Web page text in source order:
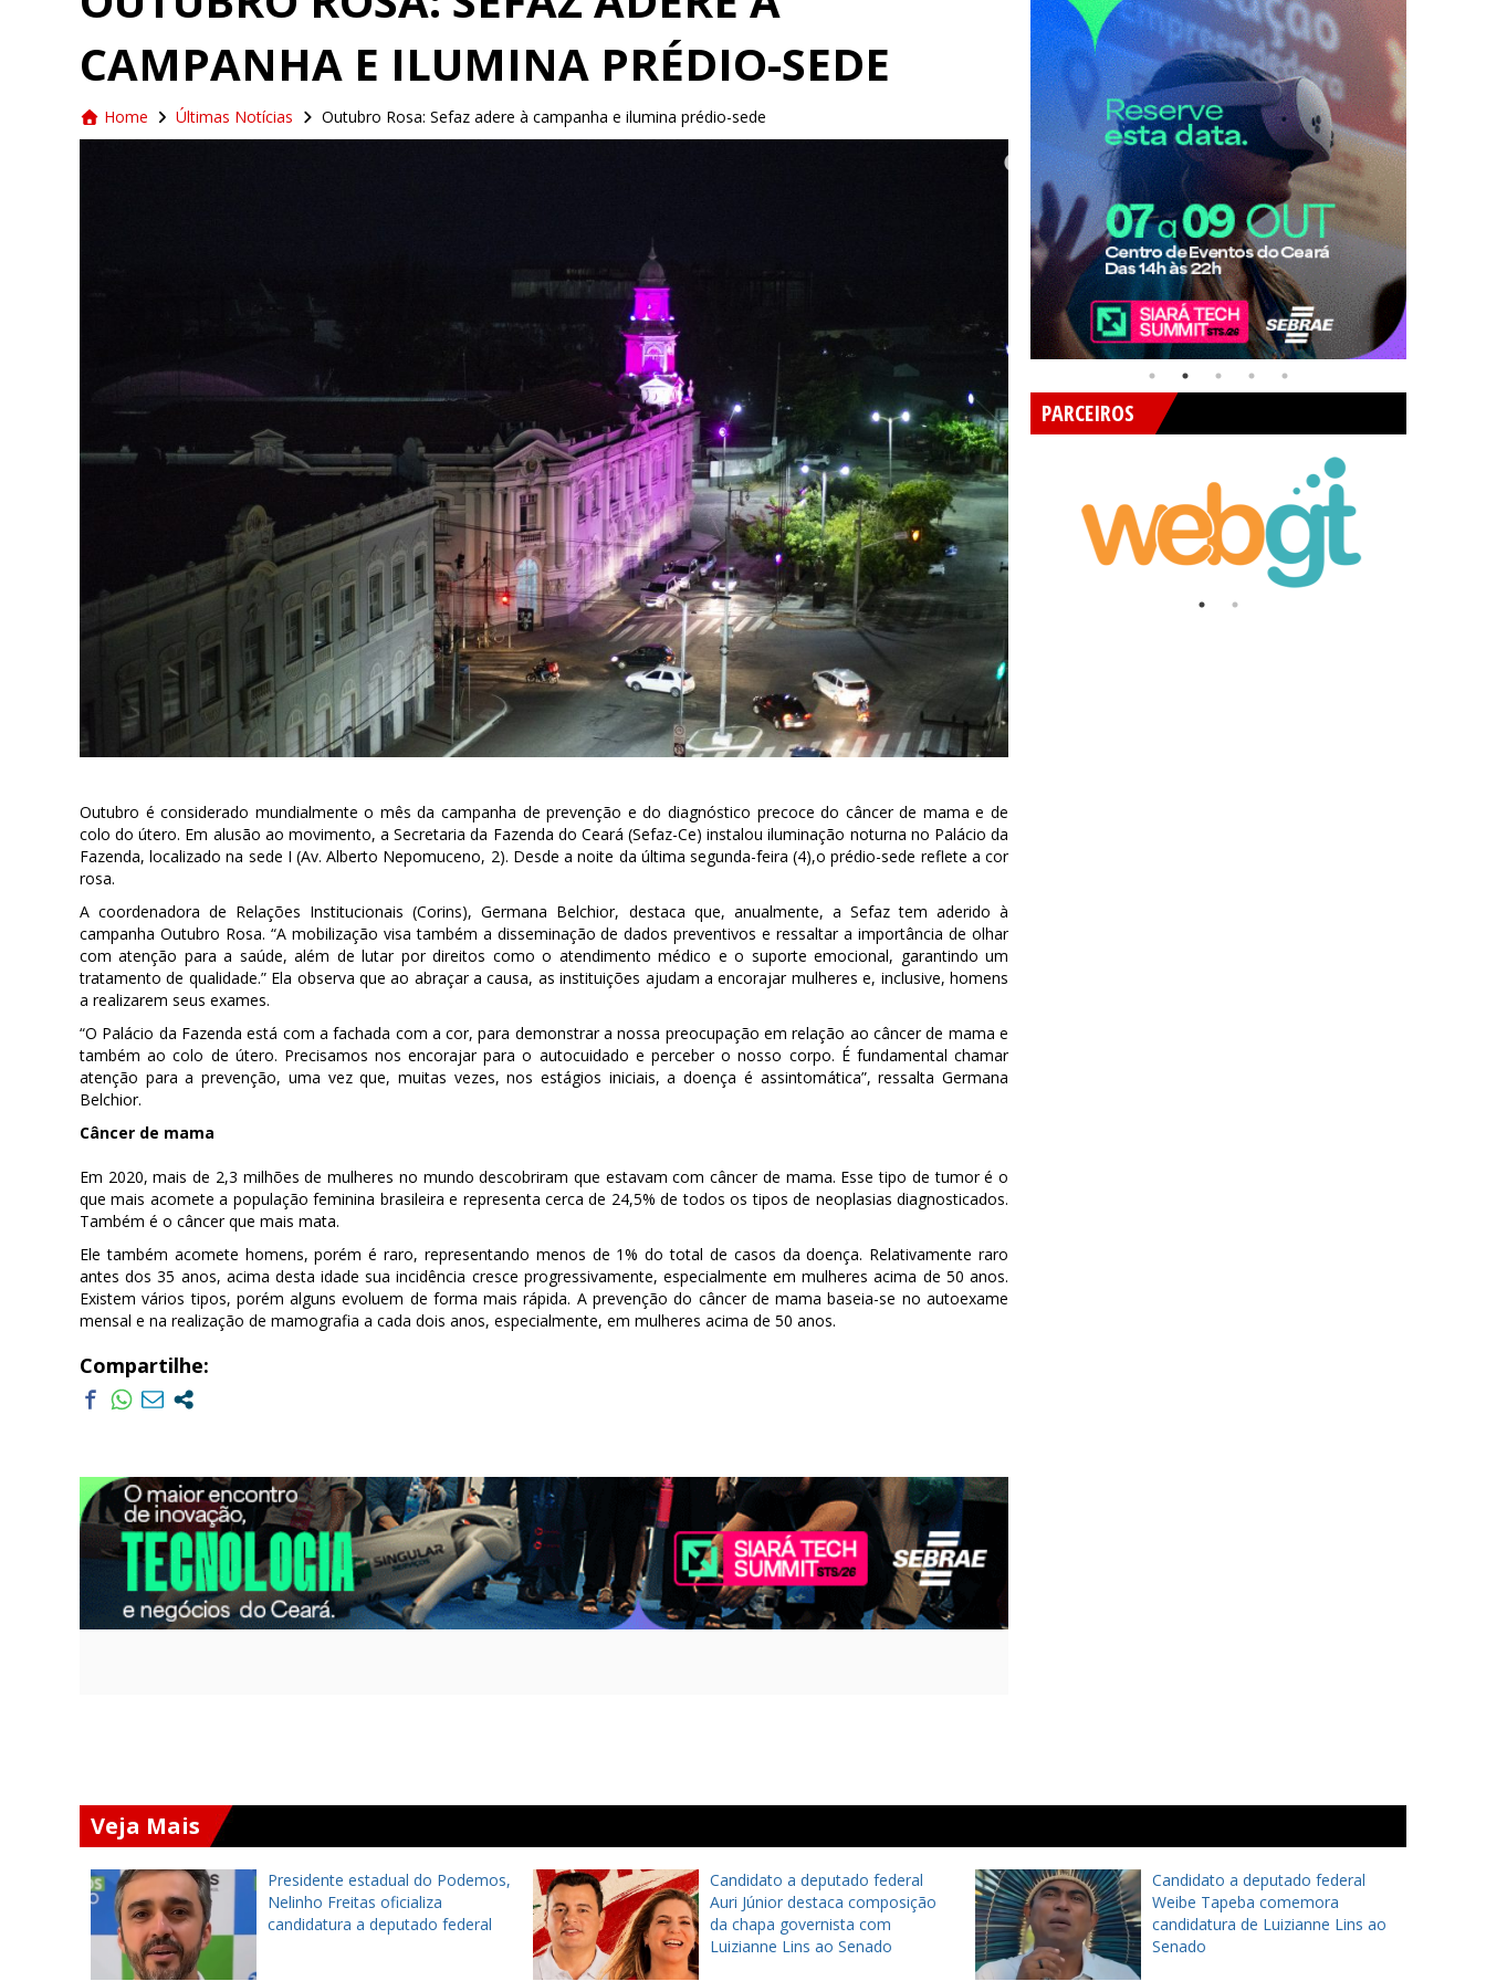
CAMPANHA E ILUMINA PRÉDIO-SEDE
Home Últimas Notícias Outubro Rosa: Sefaz adere à campanha e ilumina prédio-sede
Outubro é considerado mundialmente o mês da campanha de prevenção e do diagnóstico precoce do câncer de mama e de
colo do útero. Em alusão ao movimento, a Secretaria da Fazenda do Ceará (Sefaz-Ce) instalou iluminação noturna no Palácio da
Fazenda, localizado na sede I (Av. Alberto Nepomuceno, 2). Desde a noite da última segunda-feira (4),o prédio-sede reflete a cor
rosa.
A coordenadora de Relações Institucionais (Corins), Germana Belchior, destaca que, anualmente, a Sefaz tem aderido à
campanha Outubro Rosa. “A mobilização visa também a disseminação de dados preventivos e ressaltar a importância de olhar
com atenção para a saúde, além de lutar por direitos como o atendimento médico e o suporte emocional, garantindo um
tratamento de qualidade.” Ela observa que ao abraçar a causa, as instituições ajudam a encorajar mulheres e, inclusive, homens
a realizarem seus exames.
“O Palácio da Fazenda está com a fachada com a cor, para demonstrar a nossa preocupação em relação ao câncer de mama e
também ao colo de útero. Precisamos nos encorajar para o autocuidado e perceber o nosso corpo. É fundamental chamar
atenção para a prevenção, uma vez que, muitas vezes, nos estágios iniciais, a doença é assintomática”, ressalta Germana
Belchior.
Câncer de mama
Em 2020, mais de 2,3 milhões de mulheres no mundo descobriram que estavam com câncer de mama. Esse tipo de tumor é o
que mais acomete a população feminina brasileira e representa cerca de 24,5% de todos os tipos de neoplasias diagnosticados.
Também é o câncer que mais mata.
Ele também acomete homens, porém é raro, representando menos de 1% do total de casos da doença. Relativamente raro
antes dos 35 anos, acima desta idade sua incidência cresce progressivamente, especialmente em mulheres acima de 50 anos.
Existem vários tipos, porém alguns evoluem de forma mais rápida. A prevenção do câncer de mama baseia-se no autoexame
mensal e na realização de mamografia a cada dois anos, especialmente, em mulheres acima de 50 anos.
Compartilhe:
PARCEIROS
Veja Mais
Presidente estadual do Podemos,
Nelinho Freitas oficializa
candidatura a deputado federal
Candidato a deputado federal
Auri Júnior destaca composição
da chapa governista com
Luizianne Lins ao Senado
Candidato a deputado federal
Weibe Tapeba comemora
candidatura de Luizianne Lins ao
Senado